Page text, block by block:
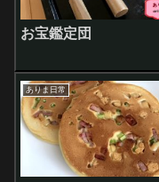
お宝鑑定団
ありま日常